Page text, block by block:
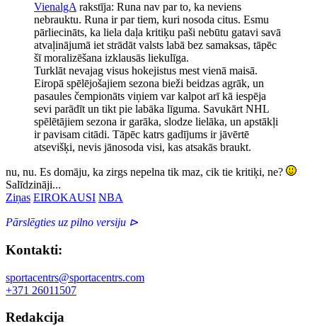
VienalgA rakstīja: Runa nav par to, ka neviens
nebrauktu. Runa ir par tiem, kuri nosoda citus. Esmu
pārliecināts, ka liela daļa kritiķu paši nebūtu gatavi savā
atvaļinājumā iet strādāt valsts labā bez samaksas, tāpēc
šī moralizēšana izklausās liekulīga.
Turklāt nevajag visus hokejistus mest vienā maisā.
Eiropā spēlējošajiem sezona bieži beidzas agrāk, un
pasaules čempionāts viņiem var kalpot arī kā iespēja
sevi parādīt un tikt pie labāka līguma. Savukārt NHL
spēlētājiem sezona ir garāka, slodze lielāka, un apstākļi
ir pavisam citādi. Tāpēc katrs gadījums ir jāvērtē
atsevišķi, nevis jānosoda visi, kas atsakās braukt.
nu, nu. Es domāju, ka zirgs nepelna tik maz, cik tie kritiķi, ne?
Salīdzināji...
Ziņas EIROKAUSI NBA
Pārslēgties uz pilno versiju ⊳
Kontakti:
sportacentrs@sportacentrs.com
+371 26011507
Redakcija